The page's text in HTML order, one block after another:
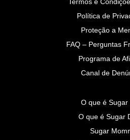
Política de
Proteção a
FAQ – Perguntas
Programa de
Canal de
O que é Sugar
O que é Sugar
Sugar